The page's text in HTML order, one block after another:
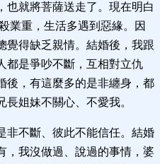
也就將菩薩送走了。現在明白
業重，生活多遇到惡緣。因
覺得缺乏親情。結婚後，我跟
都是爭吵不斷，互相對立仇
後，有這麼多的是非纏身，都
姐妹不關心、不愛我。
非不斷、彼此不能信任。結婚
，我沒做過、說過的事情，婆